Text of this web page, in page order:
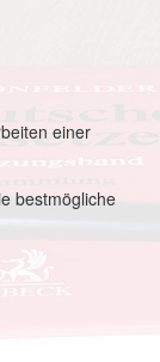
einer
bestmögliche